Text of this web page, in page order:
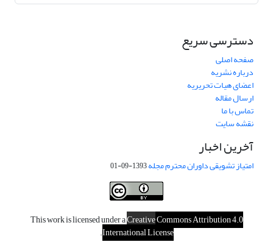
دسترسی سریع
صفحه اصلی
درباره نشریه
اعضای هیات تحریریه
ارسال مقاله
تماس با ما
نقشه سایت
آخرین اخبار
امتیاز تشویقی داوران محترم مجله1393-09-01
This work is licensed under aCreativeCommons Attribution 4.0
International License
.